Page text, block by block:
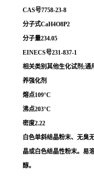
CAS号7758-23-8
分子式CaH4O8P2
分子量234.05
EINECS号231-837-1
相关类别其他生化试剂;通
养强化剂
熔点109°C
沸点203°C
密度2.22
白色单斜结晶粉末、无臭
晶或白色结晶性粉末。易
醇。